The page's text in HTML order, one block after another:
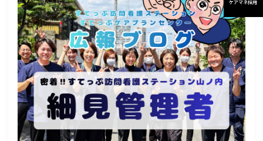
ケアマネ採用